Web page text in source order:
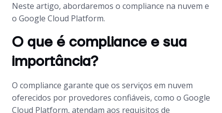
Neste artigo, abordaremos o compliance na nuvem e
o Google Cloud Platform.
O que é compliance e sua
importância?
O compliance garante que os serviços em nuvem
oferecidos por provedores confiáveis, como o Google
Cloud Platform, atendam aos requisitos de